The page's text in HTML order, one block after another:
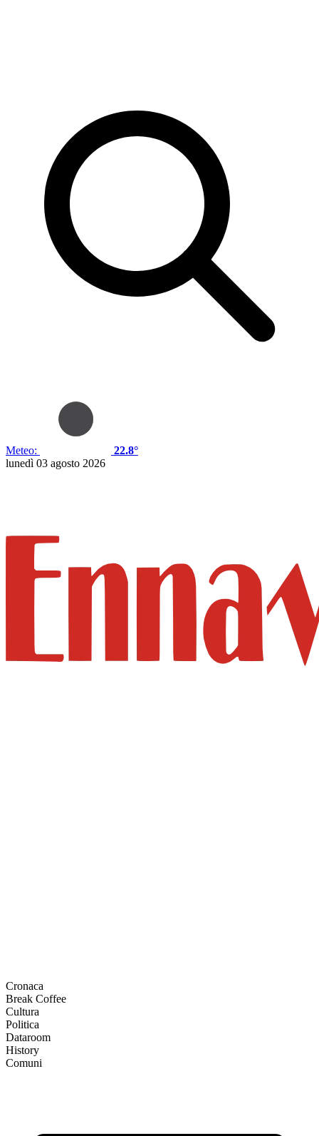
Meteo:
22.8°
lunedì 03 agosto 2026
Cronaca
Break Coffee
Cultura
Politica
Dataroom
History
Comuni